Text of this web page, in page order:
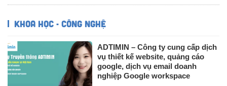
KHOA HỌC - CÔNG NGHỆ
ADTIMIN – Công ty cung cấp dịch
vụ thiết kế website, quảng cáo
google, dịch vụ email doanh
nghiệp Google workspace